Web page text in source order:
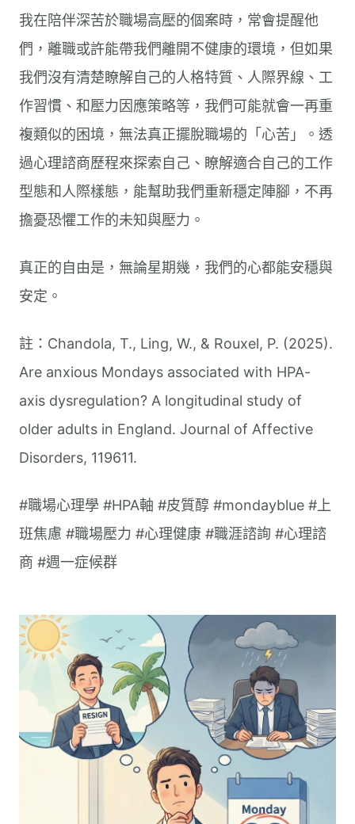
我在陪伴深苦於職場高壓的個案時，常會提醒他
們，離職或許能帶我們離開不健康的環境，但如果
我們沒有清楚瞭解自己的人格特質、人際界線、工
作習慣、和壓力因應策略等，我們可能就會一再重
複類似的困境，無法真正擺脫職場的「心苦」。透
過心理諮商歷程來探索自己、瞭解適合自己的工作
型態和人際樣態，能幫助我們重新穩定陣腳，不再
擔憂恐懼工作的未知與壓力。
真正的自由是，無論星期幾，我們的心都能安穩與
安定。
註：Chandola, T., Ling, W., & Rouxel, P. (2025).
Are anxious Mondays associated with HPA-
axis dysregulation? A longitudinal study of
older adults in England. Journal of Affective
Disorders, 119611.
#職場心理學 #HPA軸 #皮質醇 #mondayblue #上
班焦慮 #職場壓力 #心理健康 #職涯諮詢 #心理諮
商 #週一症候群